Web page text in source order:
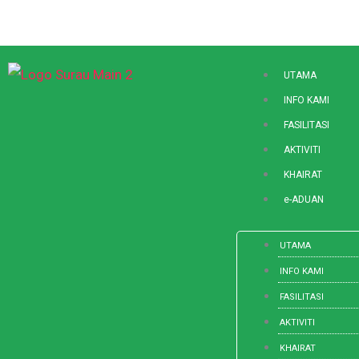
content
UTAMA
INFO KAMI
FASILITASI
AKTIVITI
KHAIRAT
e-ADUAN
UTAMA
INFO KAMI
FASILITASI
AKTIVITI
KHAIRAT